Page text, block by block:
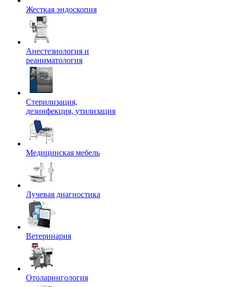
Жесткая эндоскопия
Анестезиология и
реаниматология
Стерилизация,
дезинфекция, утилизация
Медицинская мебель
Лучевая диагностика
Ветеринария
Отоларингология